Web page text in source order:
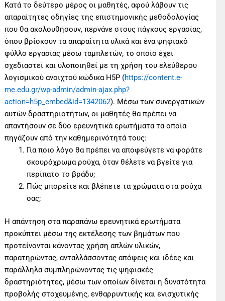
Κατά το δεύτερο μέρος οι μαθητές, αφού λάβουν τις
απαραίτητες οδηγίες της επιστημονικής μεθοδολογίας
που θα ακολουθήσουν, περνάνε στους πάγκους εργασίας,
όπου βρίσκουν τα απαραίτητα υλικά και ένα ψηφιακό
φύλλο εργασίας μέσω ταμπλετών, το οποίο έχει
σχεδιαστεί και υλοποιηθεί με τη χρήση του ελεύθερου
λογισμικού ανοιχτού κώδικα H5P (https://content.e-
me.edu.gr/wp-admin/admin-ajax.php?
action=h5p_embed&id=1342062). Μέσω των συνεργατικών
αυτών δραστηριοτήτων, οι μαθητές θα πρέπει να
απαντήσουν σε δύο ερευνητικά ερωτήματα τα οποία
πηγάζουν από την καθημερινότητά τους:
Για ποιο λόγο θα πρέπει να αποφεύγετε να φοράτε
σκουρόχρωμα ρούχα, όταν θέλετε να βγείτε για
περίπατο το βράδυ;
Πώς μπορείτε και βλέπετε τα χρώματα στα ρούχα
σας;
Η απάντηση στα παραπάνω ερευνητικά ερωτήματα
προκύπτει μέσω της εκτέλεσης των βημάτων που
προτείνονται κάνοντας χρήση απλών υλικών,
παρατηρώντας, ανταλλάσσοντας απόψεις και ιδέες και
παράλληλα συμπληρώνοντας τις ψηφιακές
δραστηριότητες, μέσω των οποίων δίνεται η δυνατότητα
προβολής στοχευμένης, ενθαρρυντικής και ενισχυτικής